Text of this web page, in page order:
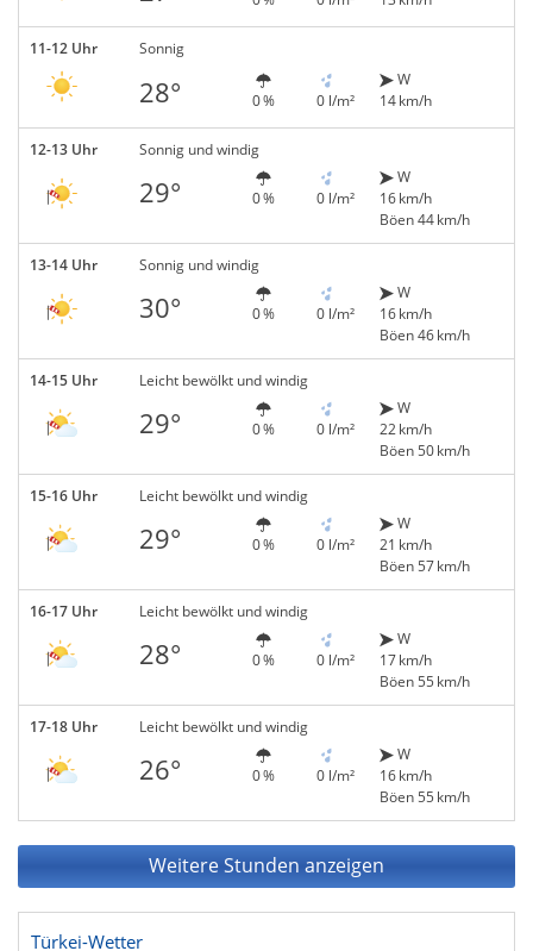
11-12 Uhr Sonnig
28° 0 % 0 l/m²
W
14 km/h
12-13 Uhr Sonnig und windig
29° 0 % 0 l/m²
W
16 km/h
Böen 44 km/h
13-14 Uhr Sonnig und windig
30° 0 % 0 l/m²
W
16 km/h
Böen 46 km/h
14-15 Uhr Leicht bewölkt und windig
29° 0 % 0 l/m²
W
22 km/h
Böen 50 km/h
15-16 Uhr Leicht bewölkt und windig
29° 0 % 0 l/m²
W
21 km/h
Böen 57 km/h
16-17 Uhr Leicht bewölkt und windig
28° 0 % 0 l/m²
W
17 km/h
Böen 55 km/h
17-18 Uhr Leicht bewölkt und windig
26° 0 % 0 l/m²
W
16 km/h
Böen 55 km/h
Weitere Stunden anzeigen
Türkei-Wetter